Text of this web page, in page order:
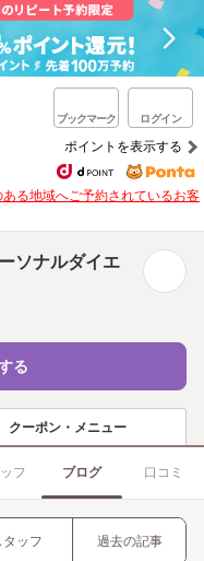
ブックマーク ログイン
ポイントを表示する
る地域へご予約されているお客
ソナルダイエ
る
クーポン・メニュー
フ ブログ 口コミ
タッフ 過去の記事